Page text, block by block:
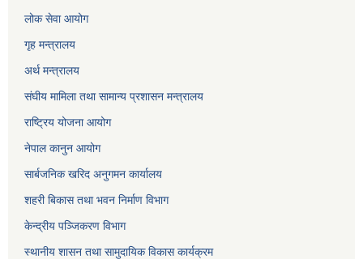
लोक सेवाआयोग
गृह मन्त्रालय
अर्थ मन्त्रालय
संघीय मामिला तथा सामान्य प्रशासन मन्त्रालय
राष्ट्रिय योजना आयोग
नेपाल कानुन आयोग
सार्बजनिक खरिद अनुगमन कार्यालय
शहरी बिकास तथा भवन निर्माण विभाग
केन्द्रीय पञ्जिकरण विभाग
स्थानीय शासन तथा सामुदायिक विकास कार्यक्रम